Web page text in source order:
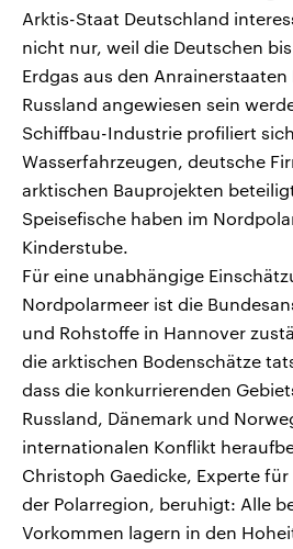
Arktis-Staat Deutschland
nicht nur, weil die Deutschen
Erdgas aus den
Russland angewiesen sein
Schiffbau-Industrie profiliert
Wasserfahrzeugen, deutsche
arktischen Bauprojekten
Speisefische haben im
Kinderstube.
Für eine unabhängige
Nordpolarmeer ist die
und Rohstoffe in Hannover
die arktischen Bodenschätze
dass die konkurrierenden
Russland, Dänemark und
internationalen Konflikt
Christoph Gaedicke, Experte
der Polarregion, beruhigt: Alle
Vorkommen lagern in den